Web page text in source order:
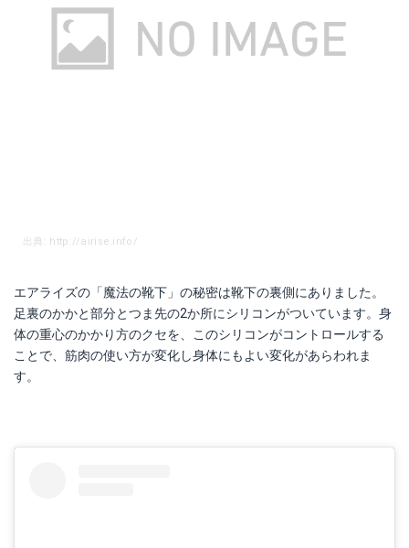
出典: http://airise.info/
エアライズの「魔法の靴下」の秘密は靴下の裏側にありました。
足裏のかかと部分とつま先の2か所にシリコンがついています。身
体の重心のかかり方のクセを、このシリコンがコントロールする
ことで、筋肉の使い方が変化し身体にもよい変化があらわれま
す。